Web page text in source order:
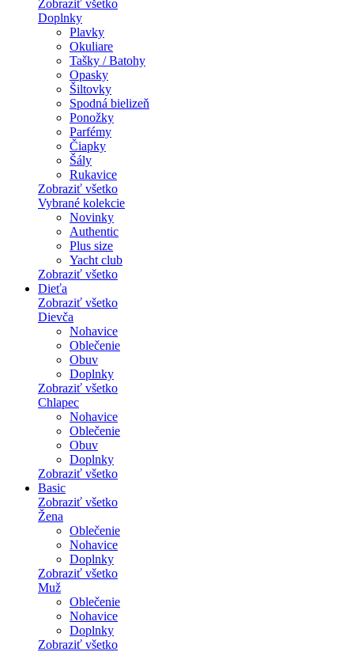
Zobraziť všetko
Doplnky
Plavky
Okuliare
Tašky / Batohy
Opasky
Šiltovky
Spodná bielizeň
Ponožky
Parfémy
Čiapky
Šály
Rukavice
Zobraziť všetko
Vybrané kolekcie
Novinky
Authentic
Plus size
Yacht club
Zobraziť všetko
Dieťa
Zobraziť všetko
Dievča
Nohavice
Oblečenie
Obuv
Doplnky
Zobraziť všetko
Chlapec
Nohavice
Oblečenie
Obuv
Doplnky
Zobraziť všetko
Basic
Zobraziť všetko
Žena
Oblečenie
Nohavice
Doplnky
Zobraziť všetko
Muž
Oblečenie
Nohavice
Doplnky
Zobraziť všetko